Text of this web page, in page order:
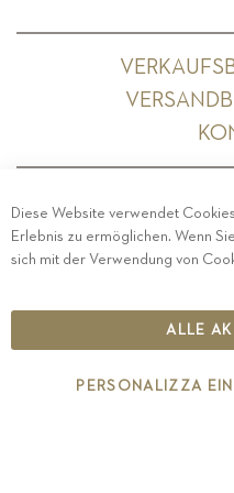
PRIVACY-
Diese Website verwendet
Erlebnis zu ermöglichen. Wenn
sich mit der Verwendung von
ALLE
PERSONALIZZA